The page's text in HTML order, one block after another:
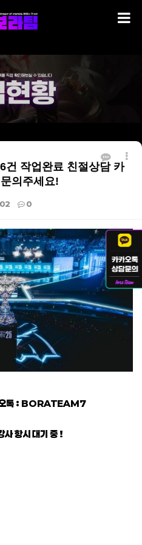
작업완료 친절상담 카
의주세요!
0
오톡 : BORATEAM7
사 항시 대기 중 !